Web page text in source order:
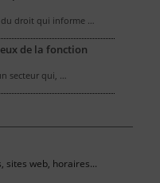
du droit qui informe …
de la fonction
secteur qui, …
sites web, horaires...